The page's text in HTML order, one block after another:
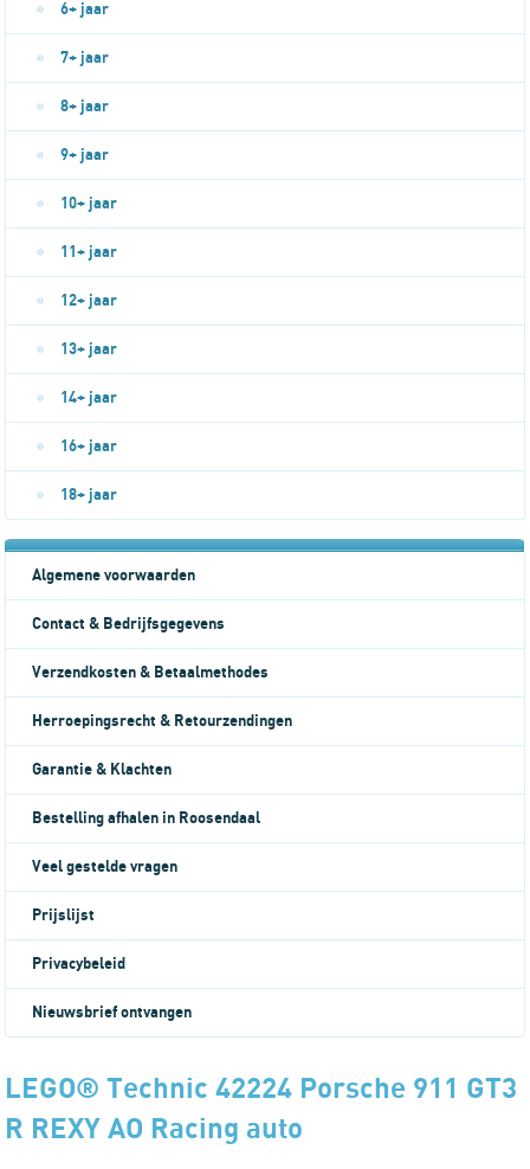
6+ jaar
7+ jaar
8+ jaar
9+ jaar
10+ jaar
11+ jaar
12+ jaar
13+ jaar
14+ jaar
16+ jaar
18+ jaar
Algemene voorwaarden
Contact & Bedrijfsgegevens
Verzendkosten & Betaalmethodes
Herroepingsrecht & Retourzendingen
Garantie & Klachten
Bestelling afhalen in Roosendaal
Veel gestelde vragen
Prijslijst
Privacybeleid
Nieuwsbrief ontvangen
LEGO® Technic 42224 Porsche 911 GT3
R REXY AO Racing auto